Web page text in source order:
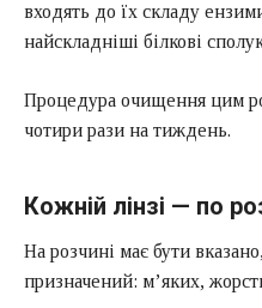
входять до їх складу
найскладніші білкові
Процедура очищення цим
чотири рази на тиждень.
Кожній лінзі — по
На розчині має бути
призначений: м’яких,